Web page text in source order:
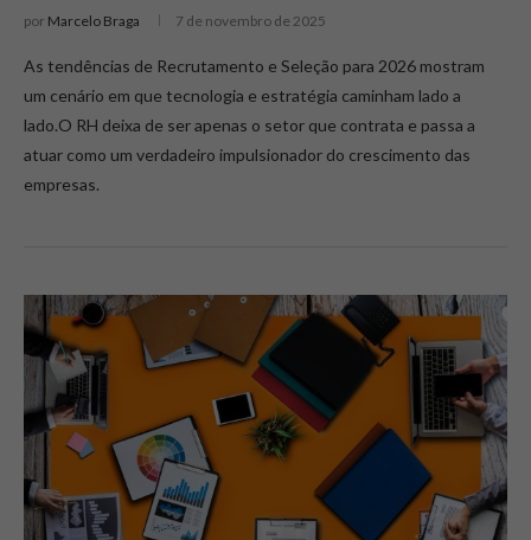
por Marcelo Braga 7 de novembro de 2025
As tendências de Recrutamento e Seleção para 2026 mostram
um cenário em que tecnologia e estratégia caminham lado a
lado.O RH deixa de ser apenas o setor que contrata e passa a
atuar como um verdadeiro impulsionador do crescimento das
empresas.